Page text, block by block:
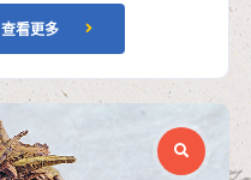
查看更多